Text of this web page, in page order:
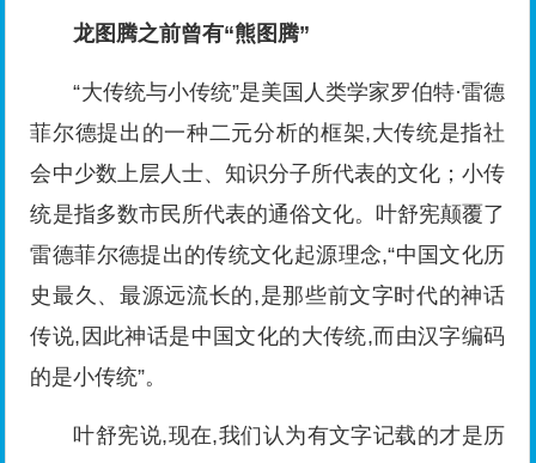
龙图腾之前曾有“熊图腾”
“大传统与小传统”是美国人类学家罗伯特·雷德
菲尔德提出的一种二元分析的框架,大传统是指社
会中少数上层人士、知识分子所代表的文化；小传
统是指多数市民所代表的通俗文化。叶舒宪颠覆了
雷德菲尔德提出的传统文化起源理念,“中国文化历
史最久、最源远流长的,是那些前文字时代的神话
传说,因此神话是中国文化的大传统,而由汉字编码
的是小传统”。
叶舒宪说,现在,我们认为有文字记载的才是历